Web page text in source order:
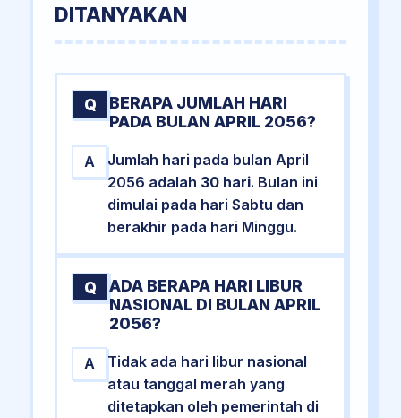
DITANYAKAN
Q
BERAPA JUMLAH HARI
PADA BULAN APRIL 2056?
A
Jumlah hari pada bulan April
2056 adalah 30 hari. Bulan ini
dimulai pada hari Sabtu dan
berakhir pada hari Minggu.
Q
ADA BERAPA HARI LIBUR
NASIONAL DI BULAN APRIL
2056?
A
Tidak ada hari libur nasional
atau tanggal merah yang
ditetapkan oleh pemerintah di